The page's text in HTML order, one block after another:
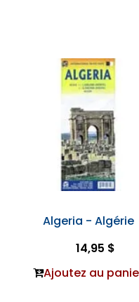
Algeria - Algérie
14,95 $
Ajoutez au